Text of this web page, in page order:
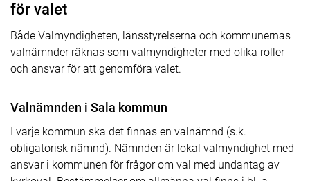
för valet
Både Valmyndigheten, länsstyrelserna och kommunernas
valnämnder räknas som valmyndigheter med olika roller
och ansvar för att genomföra valet.
Valnämnden i Sala kommun
I varje kommun ska det finnas en valnämnd (s.k.
obligatorisk nämnd). Nämnden är lokal valmyndighet med
ansvar i kommunen för frågor om val med undantag av